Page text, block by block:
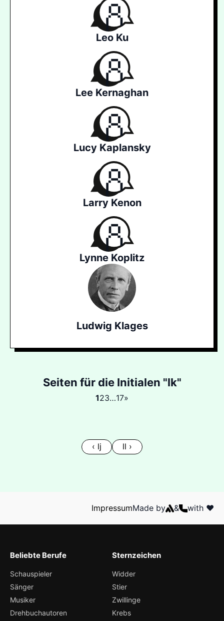
Leo Ku
Lee Kernaghan
Lucy Kaplansky
Larry Kenon
Lynne Koplitz
Ludwig Klages
Seiten für die Initialen "lk"
123…17»
‹ lj ll ›
ImpressumMade by & with ❤️
Beliebte Berufe
Schauspieler
Sänger
Musiker
Drehbuchautoren
Sternzeichen
Widder
Stier
Zwillinge
Krebs